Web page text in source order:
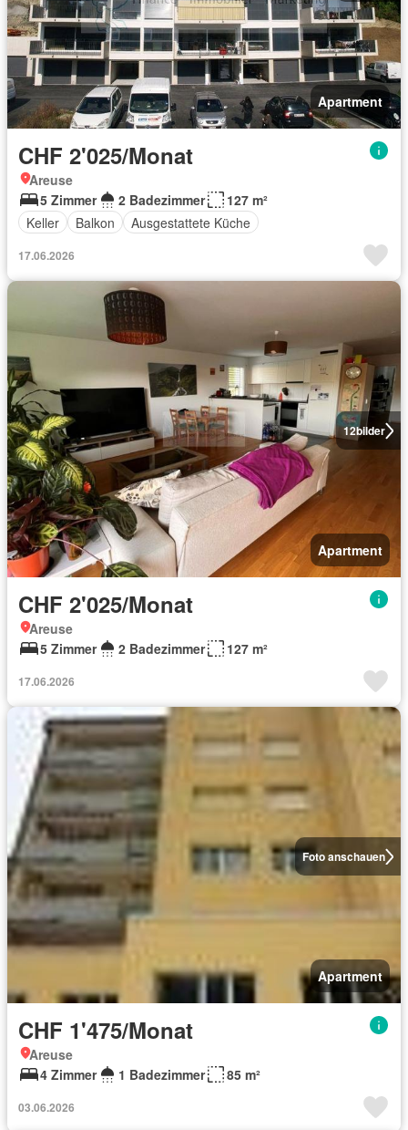
Apartment
CHF 2'025/Monat
Areuse
5 Zimmer
2 Badezimmer
127 m²
Keller
Balkon Ausgestattete Küche
17.06.2026
12bilder
Apartment
CHF 2'025/Monat
Areuse
5 Zimmer
2 Badezimmer 127 m²
17.06.2026
Foto anschauen
Apartment
CHF 1'475/Monat
Areuse
4 Zimmer
1 Badezimmer 85 m²
03.06.2026